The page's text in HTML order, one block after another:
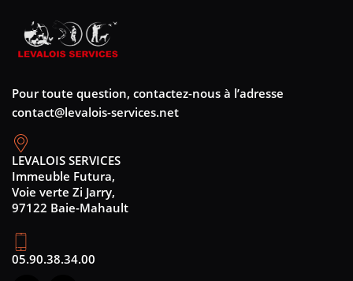
Pour toute question, contactez-nous à l’adresse
contact@levalois-services.net
LEVALOIS SERVICES
Immeuble Futura,
Voie verte Zi Jarry,
97122 Baie-Mahault
05.90.38.34.00